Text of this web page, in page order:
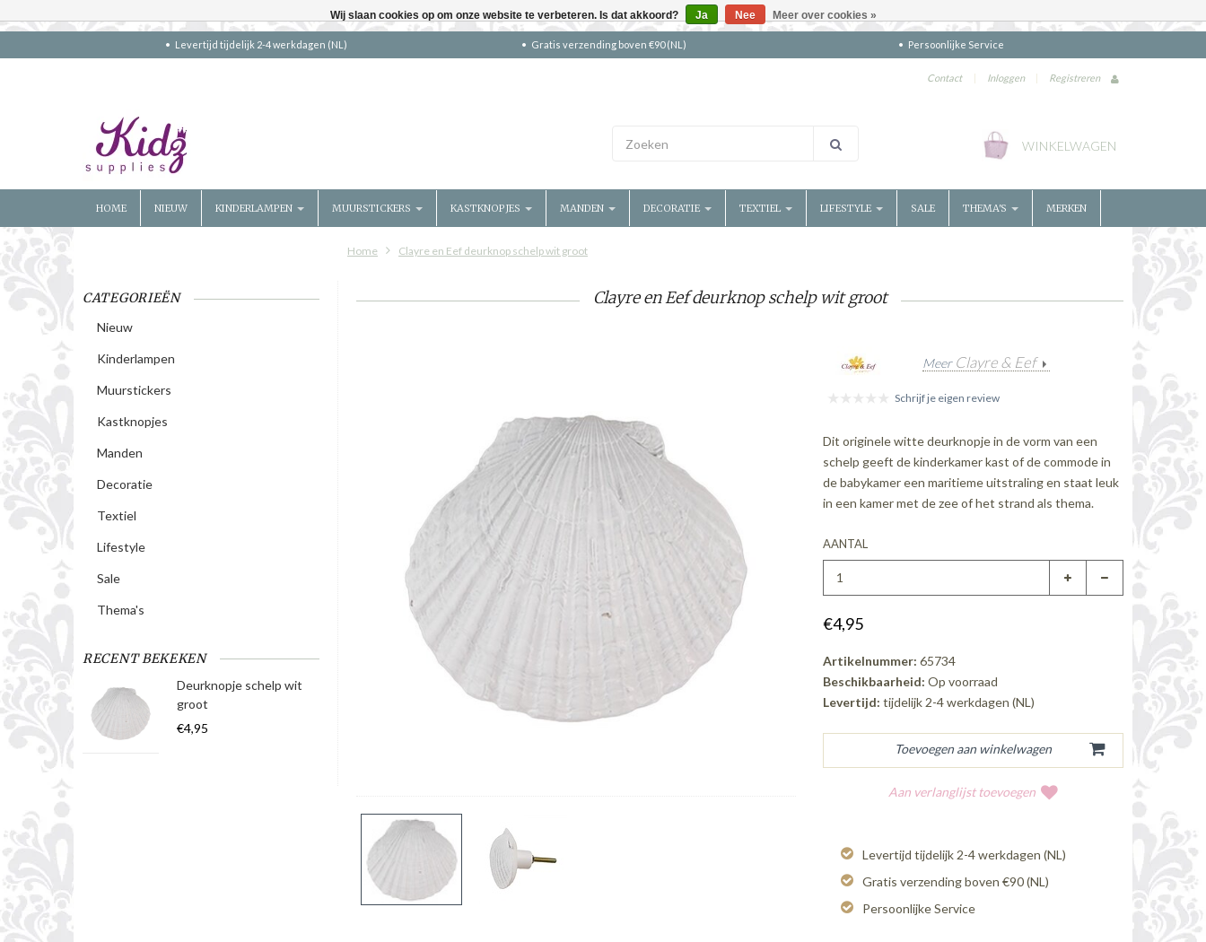
Levertijd tijdelijk 2-4 werkdagen (NL) Gratis verzending boven €90 (NL) Persoonlijke Service
Contact | Inloggen | Registreren
WINKELWAGEN
HOME NIEUW KINDERLAMPEN MUURSTICKERS KASTKNOPJES MANDEN DECORATIE TEXTIEL LIFESTYLE SALE THEMA'S MERKEN
Home Clayre en Eef deurknop schelp wit groot
CATEGORIEËN
Nieuw
Kinderlampen
Muurstickers
Kastknopjes
Manden
Decoratie
Textiel
Lifestyle
Sale
Thema's
RECENT BEKEKEN
Deurknopje schelp wit
groot
€4,95
Clayre en Eef deurknop schelp wit groot
Meer Clayre & Eef
Schrijf je eigen review
Dit originele witte deurknopje in de vorm van een
schelp geeft de kinderkamer kast of de commode in
de babykamer een maritieme uitstraling en staat leuk
in een kamer met de zee of het strand als thema.
AANTAL
€4,95
Artikelnummer: 65734
Beschikbaarheid: Op voorraad
Levertijd: tijdelijk 2-4 werkdagen (NL)
Aan verlanglijst toevoegen
Levertijd tijdelijk 2-4 werkdagen (NL)
Gratis verzending boven €90 (NL)
Persoonlijke Service
Wij slaan cookies op om onze website te verbeteren. Is dat akkoord? Ja Nee Meer over cookies »